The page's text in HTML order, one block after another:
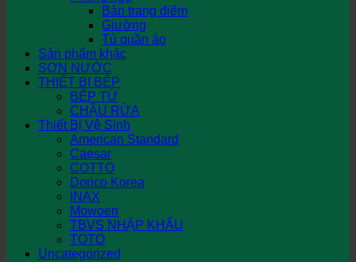
Bàn trang điểm
Giường
Tủ quần áo
Sản phẩm khác
SƠN NƯỚC
THIẾT BỊ BẾP
BẾP TỪ
CHẬU RỬA
Thiết Bị Vệ Sinh
American Standard
Caesar
COTTO
Dorico Korea
INAX
Mowoen
TBVS NHẬP KHẨU
TOTO
Uncategorized